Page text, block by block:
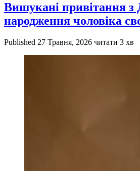
Вишукані привітання з
народження чоловіка
Published 27 Травня, 2026 читати 3 хв